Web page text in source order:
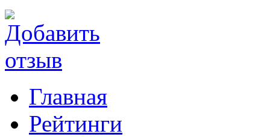
Главная
Рейтинги